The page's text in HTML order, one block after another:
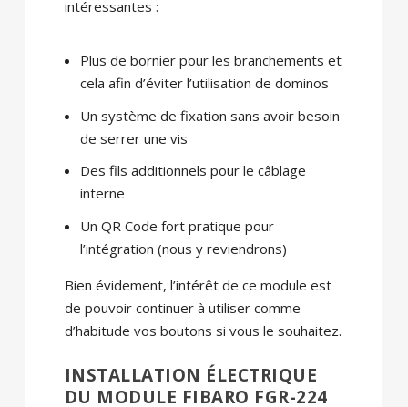
intéressantes :
Plus de bornier pour les branchements et
cela afin d’éviter l’utilisation de dominos
Un système de fixation sans avoir besoin
de serrer une vis
Des fils additionnels pour le câblage
interne
Un QR Code fort pratique pour
l’intégration (nous y reviendrons)
Bien évidement, l’intérêt de ce module est
de pouvoir continuer à utiliser comme
d’habitude vos boutons si vous le souhaitez.
INSTALLATION ÉLECTRIQUE
DU MODULE FIBARO FGR-224